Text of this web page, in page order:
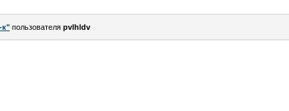
к" пользователя pvlhldv